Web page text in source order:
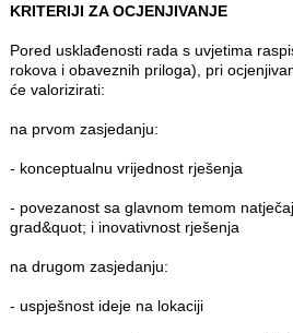
KRITERIJI ZA OCJENJIVANJE
Pored usklađenosti rada s uvjetima
rokova i obaveznih priloga), pri
će valorizirati:
na prvom zasjedanju:
- konceptualnu vrijednost rješenja
- povezanost sa glavnom temom
grad&quot; i inovativnost rješenja
na drugom zasjedanju:
- uspješnost ideje na lokaciji